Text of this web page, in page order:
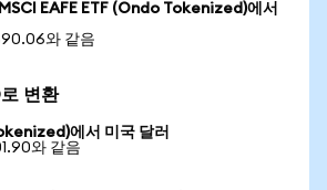
EAFE ETF (Ondo Tokenized)에서
와 같음
변환
에서 미국 달러
와 같음